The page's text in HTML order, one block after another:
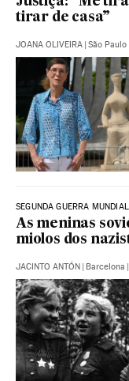
tirar de casa”
JOANA OLIVEIRA São Paulo
SEGUNDA GUERRA MUNDIAL
As meninas
miolos dos
JACINTO ANTÓN Barcelona